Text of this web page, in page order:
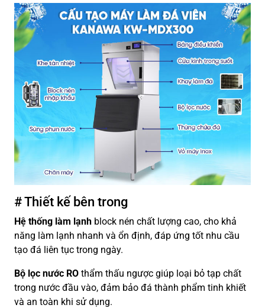
# Thiết kế bên trong
Hệ thống làm lạnh block nén chất lượng cao, cho khả
năng làm lạnh nhanh và ổn định, đáp ứng tốt nhu cầu
tạo đá liên tục trong ngày.
Bộ lọc nước RO thẩm thấu ngược giúp loại bỏ tạp chất
trong nước đầu vào, đảm bảo đá thành phẩm tinh khiết
và an toàn khi sử dụng.